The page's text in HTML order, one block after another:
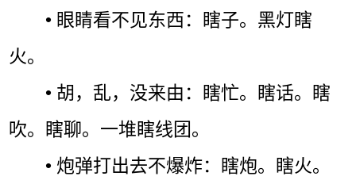
• 眼睛看不见东西：瞎子。黑灯瞎
火。
• 胡，乱，没来由：瞎忙。瞎话。瞎
吹。瞎聊。一堆瞎线团。
• 炮弹打出去不爆炸：瞎炮。瞎火。